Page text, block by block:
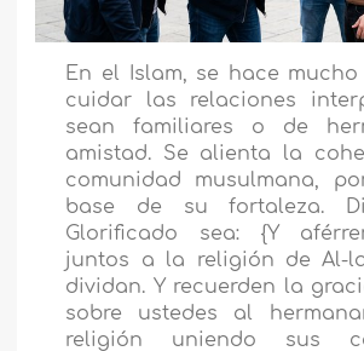
En el Islam, se hace
cuidar las relaciones
sean familiares o de
amistad. Se alienta la
comunidad musulmana,
base de su fortaleza.
Glorificado sea: {Y
juntos a la religión de Al-
dividan. Y recuerden la
sobre ustedes al
religión uniendo sus